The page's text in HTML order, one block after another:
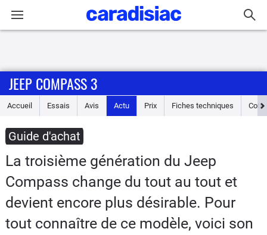
Accueil
Essais
Guide
d'achat
Electriques
JEEP COMPASS 3
Accueil Essais Avis Actu Prix Fiches techniques Cote
Guide d'achat
La troisième génération du Jeep
Compass change du tout au tout et
devient encore plus désirable. Pour
tout connaître de ce modèle, voici son